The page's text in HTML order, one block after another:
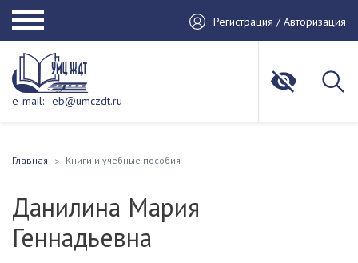
Регистрация / Авторизация
e-mail: eb@umczdt.ru
Главная Книги и учебные пособия
Данилина Мария
Геннадьевна